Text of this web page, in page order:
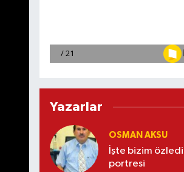
Yazarlar
OSMAN AKSU
İşte bizim
portresi